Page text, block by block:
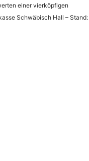
einer vierköpfigen
Schwäbisch Hall – Stand: